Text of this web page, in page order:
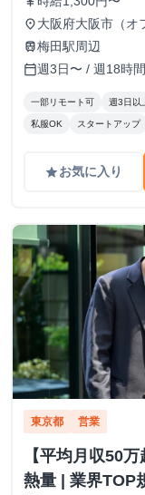
place 大阪府大阪市（オ
train梅田駅周辺
calendar_today週3日〜 / 週18時
一部リモート可 週3日以
私服OK スタートアップ
gradeお気に入り
東京都 営業
【平均月収50
熱量 | 業界TOP